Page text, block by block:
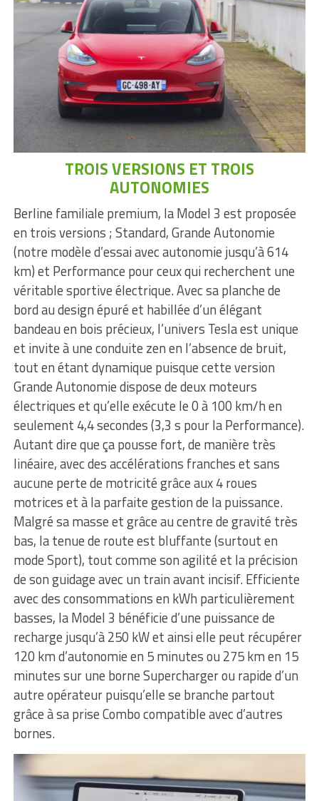
TROIS VERSIONS ET TROIS
AUTONOMIES
Berline familiale premium, la Model 3 est proposée
en trois versions ; Standard, Grande Autonomie
(notre modèle d’essai avec autonomie jusqu’à 614
km) et Performance pour ceux qui recherchent une
véritable sportive électrique. Avec sa planche de
bord au design épuré et habillée d’un élégant
bandeau en bois précieux, l’univers Tesla est unique
et invite à une conduite zen en l’absence de bruit,
tout en étant dynamique puisque cette version
Grande Autonomie dispose de deux moteurs
électriques et qu’elle exécute le 0 à 100 km/h en
seulement 4,4 secondes (3,3 s pour la Performance).
Autant dire que ça pousse fort, de manière très
linéaire, avec des accélérations franches et sans
aucune perte de motricité grâce aux 4 roues
motrices et à la parfaite gestion de la puissance.
Malgré sa masse et grâce au centre de gravité très
bas, la tenue de route est bluffante (surtout en
mode Sport), tout comme son agilité et la précision
de son guidage avec un train avant incisif. Efficiente
avec des consommations en kWh particulièrement
basses, la Model 3 bénéficie d’une puissance de
recharge jusqu’à 250 kW et ainsi elle peut récupérer
120 km d’autonomie en 5 minutes ou 275 km en 15
minutes sur une borne Supercharger ou rapide d’un
autre opérateur puisqu’elle se branche partout
grâce à sa prise Combo compatible avec d’autres
bornes.